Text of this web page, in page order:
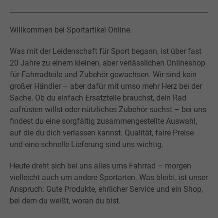
Willkommen bei Sportartikel Online.
Was mit der Leidenschaft für Sport begann, ist über fast
20 Jahre zu einem kleinen, aber verlässlichen Onlineshop
für Fahrradteile und Zubehör gewachsen. Wir sind kein
großer Händler – aber dafür mit umso mehr Herz bei der
Sache. Ob du einfach Ersatzteile brauchst, dein Rad
aufrüsten willst oder nützliches Zubehör suchst – bei uns
findest du eine sorgfältig zusammengestellte Auswahl,
auf die du dich verlassen kannst. Qualität, faire Preise
und eine schnelle Lieferung sind uns wichtig.
Heute dreht sich bei uns alles ums Fahrrad – morgen
vielleicht auch um andere Sportarten. Was bleibt, ist unser
Anspruch: Gute Produkte, ehrlicher Service und ein Shop,
bei dem du weißt, woran du bist.